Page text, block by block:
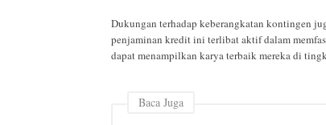
Dukungan terhadap keberangkatan kontingen
penjaminan kredit ini terlibat aktif dalam
dapat menampilkan karya terbaik mereka di
Baca Juga